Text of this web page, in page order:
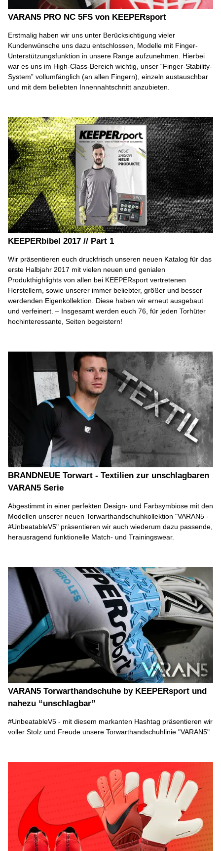
VARAN5 PRO NC 5FS von KEEPERsport
Erstmalig haben wir uns unter Berücksichtigung vieler
Kundenwünsche uns dazu entschlossen, Modelle mit Finger-
Unterstützungsfunktion in unsere Range aufzunehmen. Hierbei
war es uns im High-Class-Bereich wichtig, unser “Finger-Stability-
System” vollumfänglich (an allen Fingern), einzeln austauschbar
und mit dem beliebten Innennahtschnitt anzubieten.
KEEPERbibel 2017 // Part 1
Wir präsentieren euch druckfrisch unseren neuen Katalog für das
erste Halbjahr 2017 mit vielen neuen und genialen
Produkthighlights von allen bei KEEPERsport vertretenen
Herstellern, sowie unserer immer beliebter, größer und besser
werdenden Eigenkollektion. Diese haben wir erneut ausgebaut
und verfeinert. – Insgesamt werden euch 76, für jeden Torhüter
hochinteressante, Seiten begeistern!
BRANDNEUE Torwart - Textilien zur unschlagbaren
VARAN5 Serie
Abgestimmt in einer perfekten Design- und Farbsymbiose mit den
Modellen unserer neuen Torwarthandschuhkollektion "VARAN5 -
#UnbeatableV5" präsentieren wir auch wiederum dazu passende,
herausragend funktionelle Match- und Trainingswear.
VARAN5 Torwarthandschuhe by KEEPERsport und
nahezu “unschlagbar”
#UnbeatableV5 - mit diesem markanten Hashtag präsentieren wir
voller Stolz und Freude unsere Torwarthandschuhlinie "VARAN5"